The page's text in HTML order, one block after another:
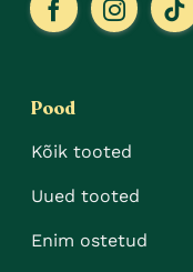
Pood
Kõik tooted
Uued tooted
Enim ostetud